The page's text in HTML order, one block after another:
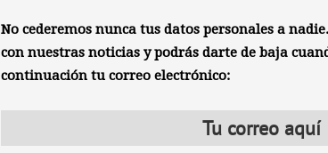
No cederemos nunca tus datos personales a
con nuestras noticias y podrás darte de baja
continuación tu correo electrónico: